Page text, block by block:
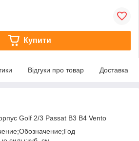
Купити
Відгуки про товар Доставка
Golf 2/3 Passat B3 B4 Vento